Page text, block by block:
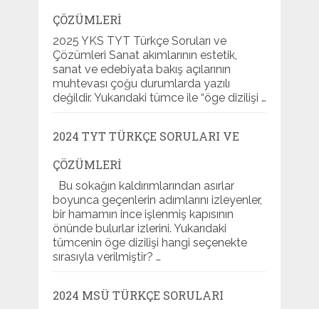
ÇÖZÜMLERI
2025 YKS TYT Türkçe Soruları ve
Çözümleri Sanat akımlarının estetik,
sanat ve edebiyata bakış açılarının
muhtevası çoğu durumlarda yazılı
değildir. Yukarıdaki tümce ile “öge dizilişi …
2024 TYT TÜRKÇE SORULARI VE
ÇÖZÜMLERI
Bu sokağın kaldırımlarından asırlar
boyunca geçenlerin adımlarını izleyenler,
bir hamamın ince işlenmiş kapısının
önünde bulurlar izlerini. Yukarıdaki
tümcenin öge dizilişi hangi seçenekte
sırasıyla verilmiştir? …
2024 MSÜ TÜRKÇE SORULARI